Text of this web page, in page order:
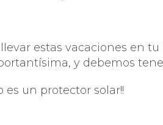
estas vacaciones en
y debemos
es un protector solar!!